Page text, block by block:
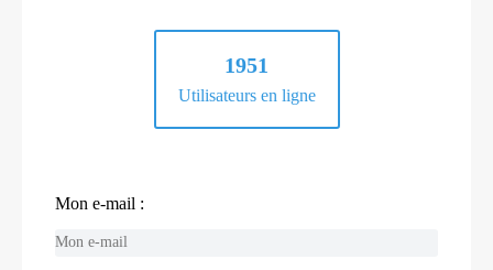
1951
Utilisateurs en ligne
Mon e-mail :